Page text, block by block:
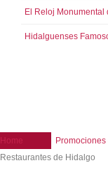
El Reloj Monumental
Hidalguenses
Home
Restaurantes de Hidalgo